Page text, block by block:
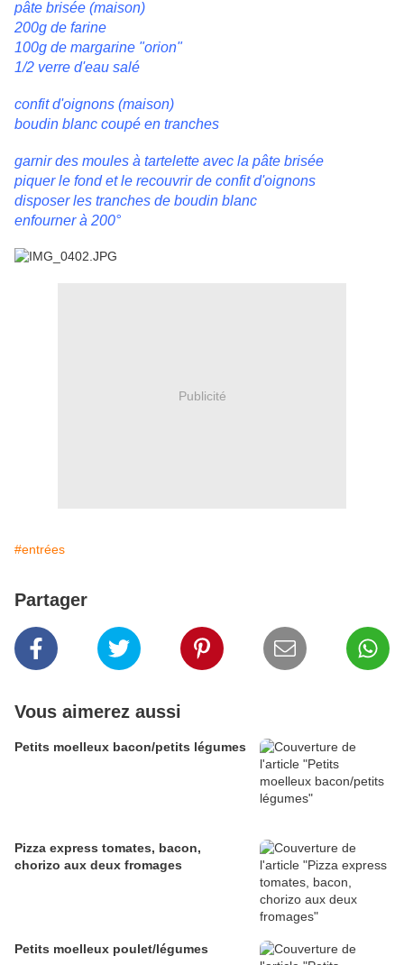
pâte brisée (maison)
200g de farine
100g de margarine "orion"
1/2 verre d'eau salé
confit d'oignons (maison)
boudin blanc coupé en tranches
garnir des moules à tartelette avec la pâte brisée
piquer le fond et le recouvrir de confit d'oignons
disposer les tranches de boudin blanc
enfourner à 200°
Publicité
#entrées
Partager
Vous aimerez aussi
Petits moelleux bacon/petits légumes
Pizza express tomates, bacon,
chorizo aux deux fromages
Petits moelleux poulet/légumes